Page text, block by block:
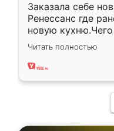
Заказала себе
Ренессанс где
новую
вполне довольна.
два года,
Читать полностью